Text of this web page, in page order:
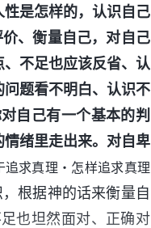
是怎样的，认识自己
、衡量自己，对自己
不足也应该反省、认
题看不明白、认识不
自己有一个基本的判
绪里走出来。对自卑
求真理・怎样追求真理
根据神的话来衡量自
也坦然面对、正确对